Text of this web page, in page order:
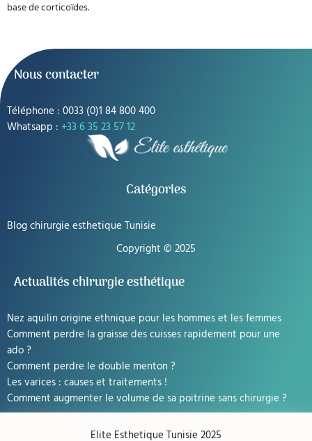
base de corticoïdes.
Nous contacter
Téléphone : 0033 (0)1 84 800 400
Whatsapp : +33 6 35 23 57 12
Catégories
Blog chirurgie esthetique Tunisie
Copyright © 2025
Actualités chirurgie esthétique
Nez aquilin origine ethnique pour les hommes et les femmes
Comment perdre la graisse des cuisses rapidement pour une
ado ?
Comment perdre le double menton ?
Les varices : causes et traitements !
Comment augmenter le volume de sa poitrine sans chirurgie ?
Elite Esthetique Tunisie 2025